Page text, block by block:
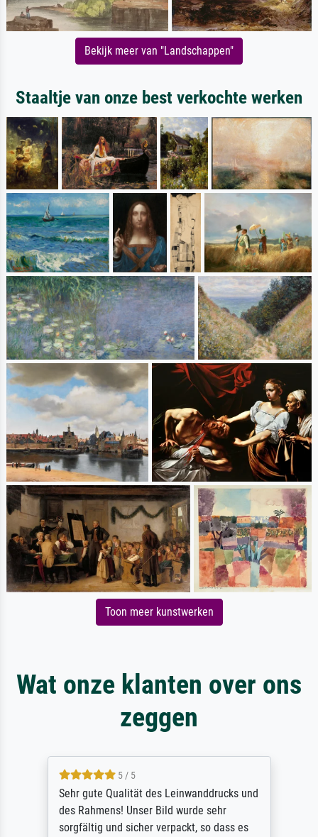
Bekijk meer van "Landschappen"
Staaltje van onze best verkochte werken
Toon meer kunstwerken
Wat onze klanten over ons
zeggen
5 / 5
Sehr gute Qualität des Leinwanddrucks und
des Rahmens! Unser Bild wurde sehr
sorgfältig und sicher verpackt, so dass es